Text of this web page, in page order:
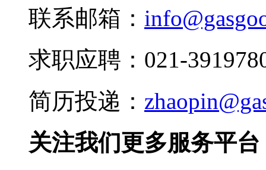
联系邮箱：
求职应聘：021-
简历投递：
关注我们更多服务平台